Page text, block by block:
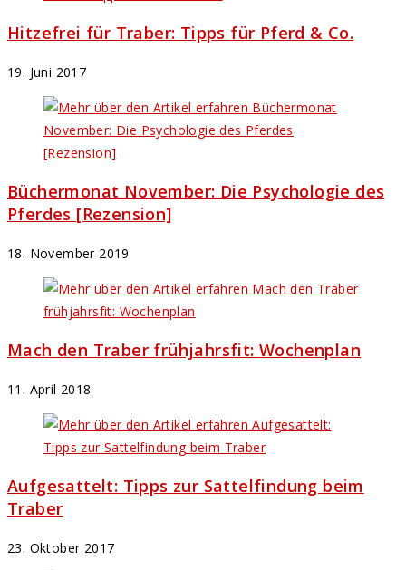
Hitzefrei für Traber: Tipps für Pferd & Co.
19. Juni 2017
Büchermonat November: Die Psychologie des
Pferdes [Rezension]
18. November 2019
Mach den Traber frühjahrsfit: Wochenplan
11. April 2018
Aufgesattelt: Tipps zur Sattelfindung beim
Traber
23. Oktober 2017